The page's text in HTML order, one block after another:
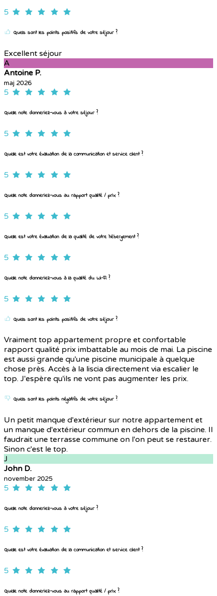
5
Quels sont les points positifs de votre séjour ?
Excellent séjour
A
Antoine P.
maj 2026
5
Quelle note donneriez-vous à votre séjour ?
5
Quelle est votre évaluation de la communication et service client ?
5
Quelle note donneriez-vous au rapport qualité / prix ?
5
Quelle est votre évaluation de la qualité de votre hébergement ?
5
Quelle note donneriez-vous à la qualité du Wi-Fi ?
5
Quels sont les points positifs de votre séjour ?
Vraiment top appartement propre et confortable
rapport qualité prix imbattable au mois de mai. La piscine
est aussi grande qu'une piscine municipale à quelque
chose près. Accès à la liscia directement via escalier le
top. J'espère qu'ils ne vont pas augmenter les prix.
Quels sont les points négatifs de votre séjour ?
Un petit manque d'extérieur sur notre appartement et
un manque d'extérieur commun en dehors de la piscine. Il
faudrait une terrasse commune on l'on peut se restaurer.
Sinon c'est le top.
J
John D.
november 2025
5
Quelle note donneriez-vous à votre séjour ?
5
Quelle est votre évaluation de la communication et service client ?
5
Quelle note donneriez-vous au rapport qualité / prix ?